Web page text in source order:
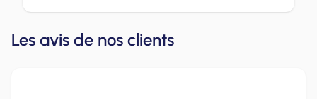
Les avis de nos clients